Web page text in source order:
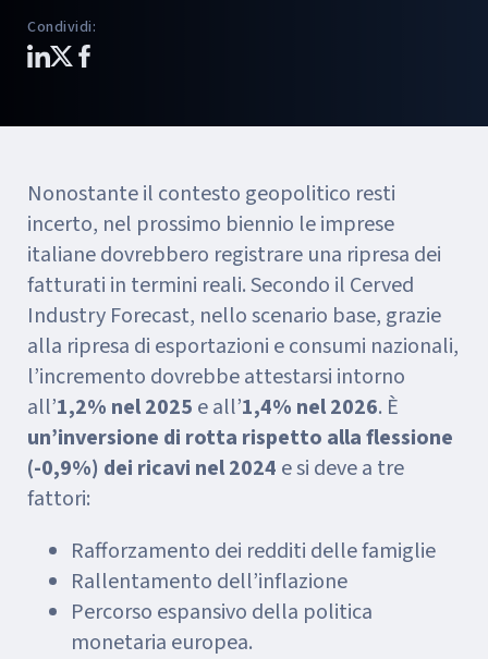
Condividi:
Nonostante il contesto geopolitico resti
incerto, nel prossimo biennio le imprese
italiane dovrebbero registrare una ripresa dei
fatturati in termini reali. Secondo il Cerved
Industry Forecast, nello scenario base, grazie
alla ripresa di esportazioni e consumi nazionali,
l’incremento dovrebbe attestarsi intorno
all’1,2% nel 2025 e all’1,4% nel 2026. È
un’inversione di rotta rispetto alla flessione
(-0,9%) dei ricavi nel 2024 e si deve a tre
fattori:
Rafforzamento dei redditi delle famiglie
Rallentamento dell’inflazione
Percorso espansivo della politica
monetaria europea.